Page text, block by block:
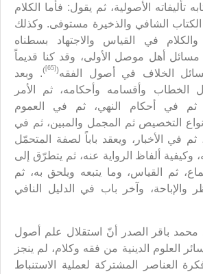
تأليفاته الأصولية، ثم يقول: فأما الكلام
الشافي والذخيرة مستوفى. وكذلك
والكلام في القياس والاجتهاد بسطناه
أهل موصل الأولى، وقد كنا قديماً
الخلاف في أصول الفقه(
[65]
). وبعد
الخطاب وأقسامه وأحكامه، ثم الأمر
ثم في أحكام النهي، ثم في العموم
التخصيص ثم المجمل والمبين، ثم في
ثم في الأخبار، ويعقد باباً لصفة المتحمّل
وكيفية ألفاظ الرواية عنه، ثم يتطرّق إلى
ثم القياس، وما يتبعه ويلحق به، ثم
والإباحة، وآخر باب في الدليل النافي
محمد باقر الصدر أنّ استقلال علم أصول
العلوم الدينية من فقه وكلام، لم ينجز
العناصر المشتركة لعملية الاستنباط